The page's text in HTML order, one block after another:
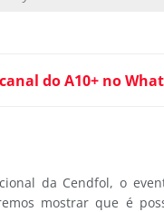
do A10+ no
da Cendfol, o
mostrar que é